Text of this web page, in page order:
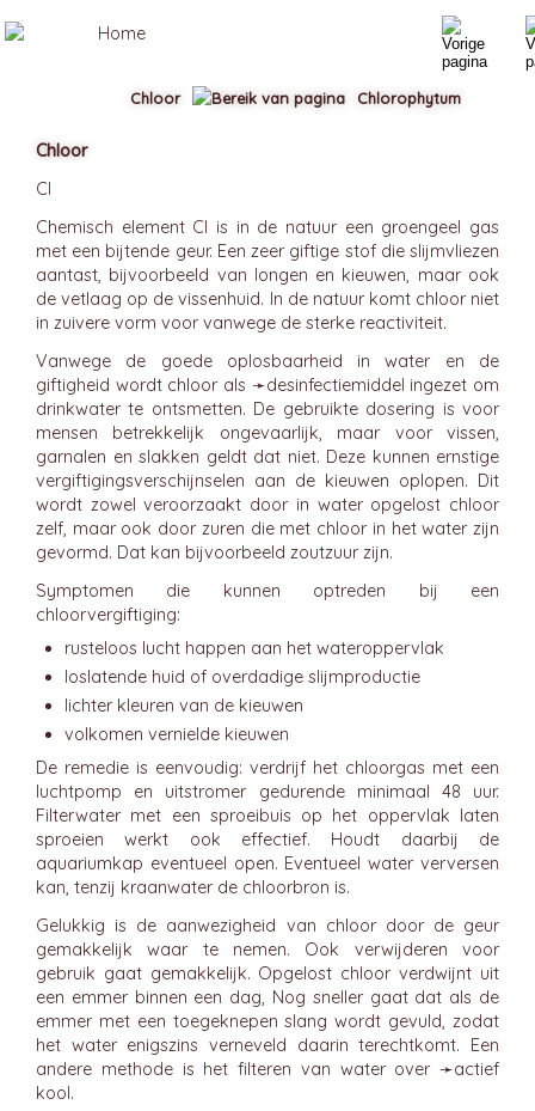
Chloor
Cl
Chemisch element Cl is in de natuur een groengeel gas
met een bijtende geur. Een zeer giftige stof die slijmvliezen
aantast, bijvoorbeeld van longen en kieuwen, maar ook
de vetlaag op de vissenhuid. In de natuur komt chloor niet
in zuivere vorm voor vanwege de sterke reactiviteit.
Vanwege de goede oplosbaarheid in water en de
giftigheid wordt chloor als ➛desinfectiemiddel ingezet om
drinkwater te ontsmetten. De gebruikte dosering is voor
mensen betrekkelijk ongevaarlijk, maar voor vissen,
garnalen en slakken geldt dat niet. Deze kunnen ernstige
vergiftigingsverschijnselen aan de kieuwen oplopen. Dit
wordt zowel veroorzaakt door in water opgelost chloor
zelf, maar ook door zuren die met chloor in het water zijn
gevormd. Dat kan bijvoorbeeld zoutzuur zijn.
Symptomen die kunnen optreden bij een
chloorvergiftiging:
rusteloos lucht happen aan het wateroppervlak
loslatende huid of overdadige slijmproductie
lichter kleuren van de kieuwen
volkomen vernielde kieuwen
De remedie is eenvoudig: verdrijf het chloorgas met een
luchtpomp en uitstromer gedurende minimaal 48 uur.
Filterwater met een sproeibuis op het oppervlak laten
sproeien werkt ook effectief. Houdt daarbij de
aquariumkap eventueel open. Eventueel water verversen
kan, tenzij kraanwater de chloorbron is.
Gelukkig is de aanwezigheid van chloor door de geur
gemakkelijk waar te nemen. Ook verwijderen voor
gebruik gaat gemakkelijk. Opgelost chloor verdwijnt uit
een emmer binnen een dag, Nog sneller gaat dat als de
emmer met een toegeknepen slang wordt gevuld, zodat
het water enigszins verneveld daarin terechtkomt. Een
andere methode is het filteren van water over ➛actief
kool.
Chloor Chlorophytum